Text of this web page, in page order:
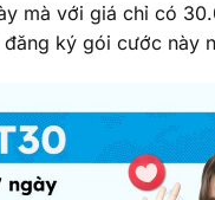
mà với giá chỉ có
ký gói cước này